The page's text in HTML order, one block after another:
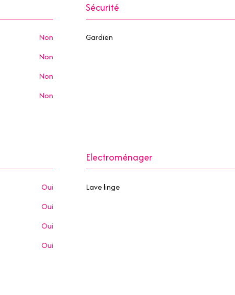
quartier Les Restanques
non
non
non
non
Sécurité
Gardien
oui
oui
oui
oui
Electroménager
Lave linge